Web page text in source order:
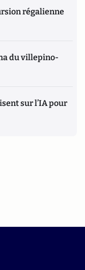
régalienne
du villepino-
sur l’IA pour